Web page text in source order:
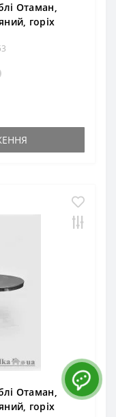
Отаман,
горіх
Отаман,
горіх